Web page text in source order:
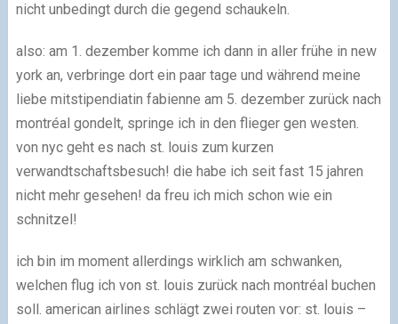
nicht unbedingt durch die gegend schaukeln.
also: am 1. dezember komme ich dann in aller frühe in new
york an, verbringe dort ein paar tage und während meine
liebe mitstipendiatin fabienne am 5. dezember zurück nach
montréal gondelt, springe ich in den flieger gen westen.
von nyc geht es nach st. louis zum kurzen
verwandtschaftsbesuch! die habe ich seit fast 15 jahren
nicht mehr gesehen! da freu ich mich schon wie ein
schnitzel!
ich bin im moment allerdings wirklich am schwanken,
welchen flug ich von st. louis zurück nach montréal buchen
soll. american airlines schlägt zwei routen vor: st. louis –